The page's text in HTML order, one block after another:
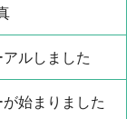
ルしました
始まりました